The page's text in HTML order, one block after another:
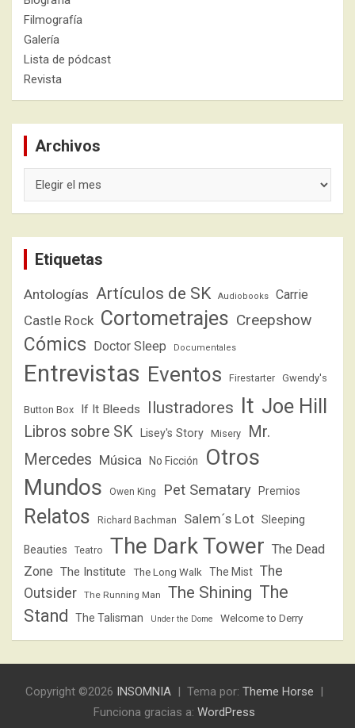
Filmografía
Galería
Lista de pódcast
Revista
Archivos
Etiquetas
Antologías Artículos de SK Audiobooks Carrie
Castle Rock Cortometrajes Creepshow
Cómics Doctor Sleep Documentales
Entrevistas Eventos Firestarter Gwendy's
Button Box If It Bleeds Ilustradores It Joe Hill
Libros sobre SK Lisey's Story Misery
Mr.
Mercedes Música No Ficción
Otros
Mundos
Owen King Pet Sematary Premios
Relatos Richard Bachman Salem´s Lot Sleeping
Beauties Teatro The Dark Tower The Dead
Zone The Institute The Long Walk The Mist The
Outsider
The Running Man The Shining The
Stand
The Talisman Under the Dome Welcome to Derry
Copyright ©2026 INSOMNIA Tema por: Theme Horse
Funciona gracias a: WordPress